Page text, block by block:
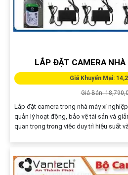
LẮP ĐẶT CAMERA NHÀ
Giá Khuyến Mại:
Giá Bán:
Lắp đặt camera trong nhà máy xí
quản lý hoạt động, bảo vệ tài sản và
quan trọng trong việc duy trì hiệu suất và